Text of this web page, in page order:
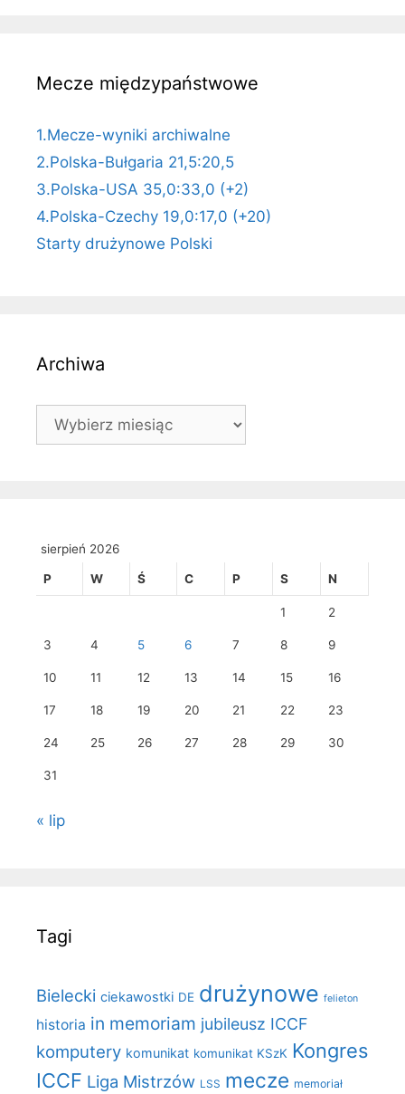
Mecze międzypaństwowe
1.Mecze-wyniki archiwalne
2.Polska-Bułgaria 21,5:20,5
3.Polska-USA 35,0:33,0 (+2)
4.Polska-Czechy 19,0:17,0 (+20)
Starty drużynowe Polski
Archiwa
Archiwa
sierpień 2026
P W Ś C P S N
1 2
3 4 5 6 7 8 9
10 11 12 13 14 15 16
17 18 19 20 21 22 23
24 25 26 27 28 29 30
31
« lip
Tagi
Bielecki ciekawostki DE drużynowe felieton
historia in memoriam jubileusz ICCF
komputery komunikat komunikat KSzK Kongres
ICCF Liga Mistrzów LSS mecze memoriał